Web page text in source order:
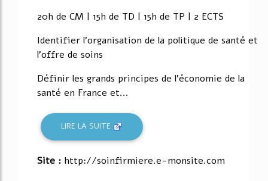
20h de CM | 15h de TD | 15h de TP | 2 ECTS
Identifier l'organisation de la politique de santé et
l'offre de soins
Définir les grands principes de l'économie de la
santé en France et...
LIRE LA SUITE
Site : http://soinfirmiere.e-monsite.com